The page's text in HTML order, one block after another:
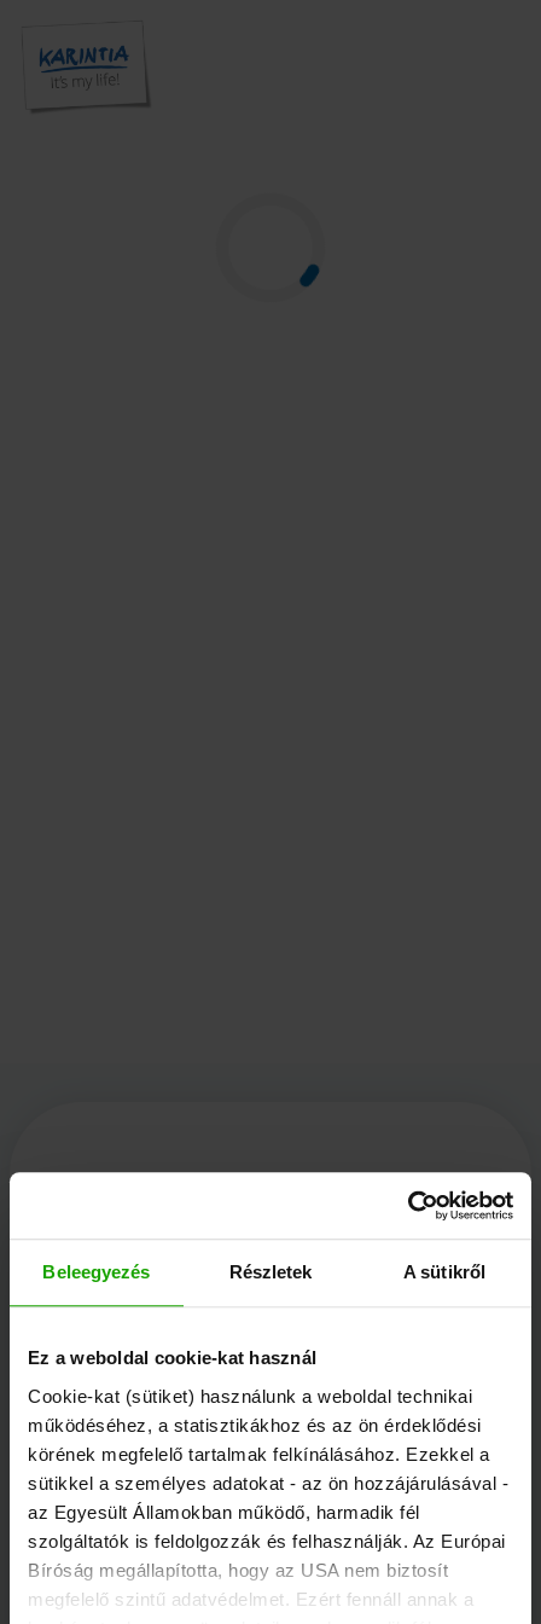
Beleegyezés Részletek A sütikről
Ez a weboldal cookie-kat használ
Cookie-kat (sütiket) használunk a weboldal technikai
működéséhez, a statisztikákhoz és az ön érdeklődési
körének megfelelő tartalmak felkínálásához. Ezekkel a
sütikkel a személyes adatokat - az ön hozzájárulásával -
az Egyesült Államokban működő, harmadik fél
szolgáltatók is feldolgozzák és felhasználják. Az Európai
Bíróság megállapította, hogy az USA nem biztosít
megfelelő szintű adatvédelmet. Ezért fennáll annak a
Völkermarkter Ring 21 - 23
9020 Klagenfurt
+43/463/3000
info@kaernten.at
Maradjon tájékozott!